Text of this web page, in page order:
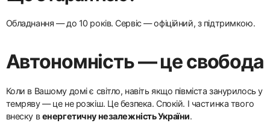
Обладнання — до 10 років. Сервіс — офіційний, з підтримкою.
Автономність — це свобода
Коли в Вашому домі є світло, навіть якщо півміста занурилось у
темряву — це не розкіш. Це безпека. Спокій. І частинка твого
внеску венергетичну незалежність України.